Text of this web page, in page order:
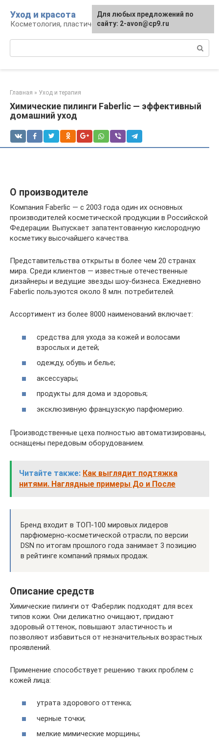
контенту
Уход и красота
Косметология, пластическая хирургия, уход
Главная » Уход и терапия
Химические пилинги Faberlic — эффективный
домашний уход
О производителе
Компания Faberlic — с 2003 года один их основных
производителей косметической продукции в Российской
Федерации. Выпускает запатентованную кислородную
косметику высочайшего качества.
Представительства открыты в более чем 20 странах
мира. Среди клиентов — известные отечественные
дизайнеры и ведущие звезды шоу-бизнеса. Ежедневно
Faberlic пользуются около 8 млн. потребителей.
Ассортимент из более 8000 наименований включает:
средства для ухода за кожей и волосами
взрослых и детей;
одежду, обувь и белье;
аксессуары;
продукты для дома и здоровья;
эксклюзивную французскую парфюмерию.
Производственные цеха полностью автоматизированы,
оснащены передовым оборудованием.
Читайте также: Как выглядит подтяжка
нитями. Наглядные примеры До и После
Бренд входит в ТОП-100 мировых лидеров
парфюмерно-косметической отрасли, по версии
DSN по итогам прошлого года занимает 3 позицию
в рейтинге компаний прямых продаж.
Описание средств
Химические пилинги от Фаберлик подходят для всех
типов кожи. Они деликатно очищают, придают
здоровый оттенок, повышают эластичность и
позволяют избавиться от незначительных возрастных
проявлений.
Применение способствует решению таких проблем с
кожей лица:
утрата здорового оттенка;
черные точки;
мелкие мимические морщины;
Для любых предложений по
сайту: 2-avon@cp9.ru